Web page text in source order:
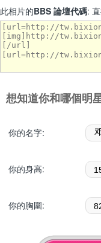
此相片的BBS 論壇代碼:
想知道你和哪個明
你的名字:
你的身高:
你的胸圍: